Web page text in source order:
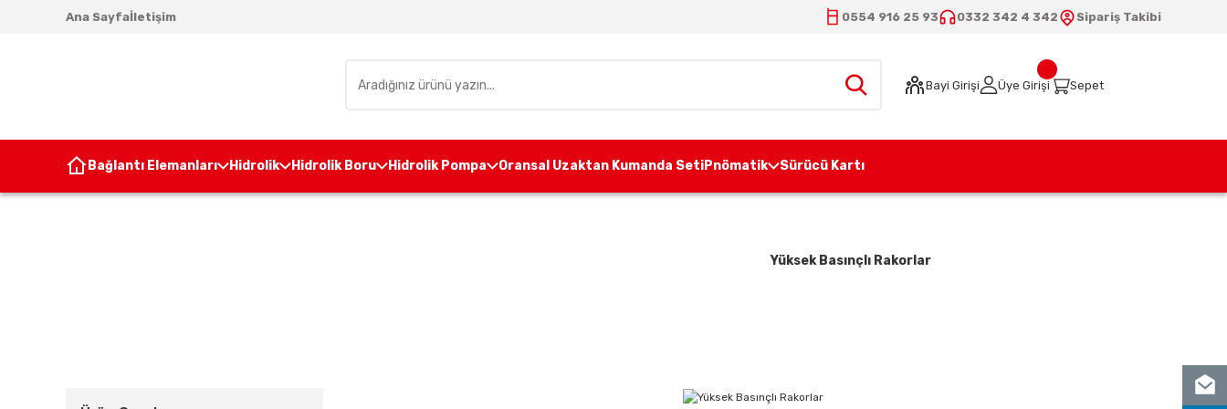
Ana Sayfaİletişim 0554 916 25 93 0332 342 4 342 Sipariş Takibi
Bayi Girişi Üye Girişi Sepet
Bağlantı Elemanları Hidrolik Hidrolik Boru Hidrolik Pompa Oransal Uzaktan Kumanda SetiPnömatik Sürücü Kartı
Yüksek Basınçlı Rakorlar